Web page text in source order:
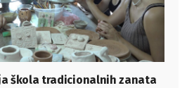
škola tradicionalnih zanata